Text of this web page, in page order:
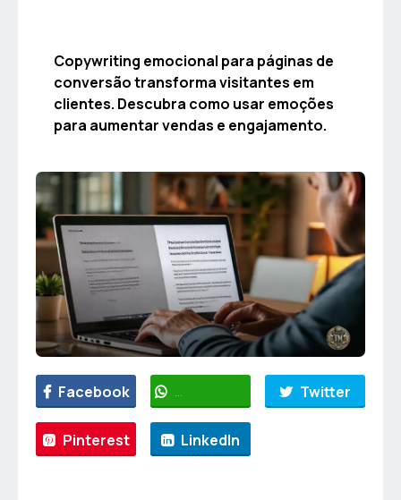
Copywriting emocional para páginas de
conversão transforma visitantes em
clientes. Descubra como usar emoções
para aumentar vendas e engajamento.
Facebook WhatsApp Twitter
Pinterest LinkedIn